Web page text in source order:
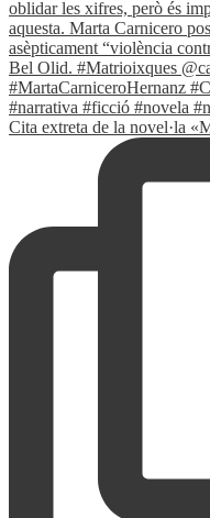
Cita extreta de la novel·la